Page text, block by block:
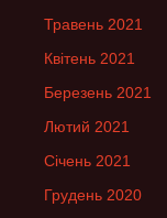
Травень 2021
Квітень 2021
Березень 2021
Лютий 2021
Січень 2021
Грудень 2020